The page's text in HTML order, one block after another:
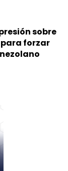
sobre
para forzar